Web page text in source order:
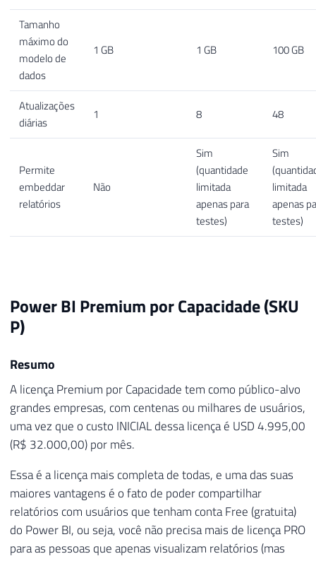
Tamanho
máximo do
modelo de
dados
1 GB 1 GB 100 GB
Atualizações
diárias
1 8 48
Permite
embeddar
relatórios
Não
Sim
(quantidade
limitada
apenas para
testes)
Sim
limitada
apenas
testes)
Power BI Premium por Capacidade (SKU
P)
Resumo
A licença Premium por Capacidade tem como público-alvo
grandes empresas, com centenas ou milhares de usuários,
uma vez que o custo INICIAL dessa licença é USD 4.995,00
(R$ 32.000,00) por mês.
Essa é a licença mais completa de todas, e uma das suas
maiores vantagens é o fato de poder compartilhar
relatórios com usuários que tenham conta Free (gratuita)
do Power BI, ou seja, você não precisa mais de licença PRO
para as pessoas que apenas visualizam relatórios (mas